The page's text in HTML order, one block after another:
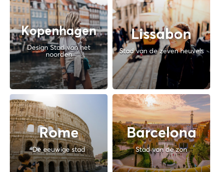
Kopenhagen
Design Stad van het
noorden
Lissabon
Stad van de zeven heuvels
Rome
De eeuwige stad
Barcelona
Stad van de zon